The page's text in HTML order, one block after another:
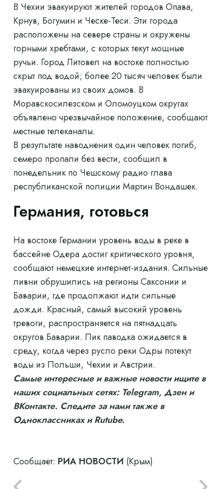
В Чехии эвакуируют жителей городов Опава,
Крнув, Богумин и Ческе-Теси. Эти города
расположены на севере страны и окружены
горными хребтами, с которых текут мощные
ручьи. Город Литовел на востоке полностью
скрыт под водой; более 20 тысяч человек были
эвакуированы из своих домов. В
Моравскосилезском и Оломоуцком округах
объявлено чрезвычайное положение, сообщают
местные телеканалы.
В результате наводнения один человек погиб,
семеро пропали без вести, сообщил в
понедельник по Чешскому радио глава
республиканской полиции Мартин Вондашек.
Германия, готовься
На востоке Германии уровень воды в реке в
бассейне Одера достиг критического уровня,
сообщают немецкие интернет-издания. Сильные
ливни обрушились на регионы Саксонии и
Баварии, где продолжают идти сильные
дожди. Красный, самый высокий уровень
тревоги, распространяется на пятнадцать
округов Баварии. Пик паводка ожидается в
среду, когда через русло реки Одры потекут
воды из Польши, Чехии и Австрии.
Самые интересные и важные новости ищите в
наших социальных сетях: Telegram, Дзен и
ВКонтакте. Следите за нами также в
Одноклассниках и Rutube.
Сообщает: РИА НОВОСТИ (Крым)